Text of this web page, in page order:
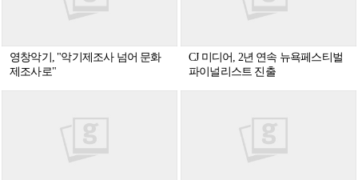
영창악기, "악기제조사 넘어 문화
제조사로"
CJ 미디어, 2년 연속 뉴욕페스티벌
파이널리스트 진출